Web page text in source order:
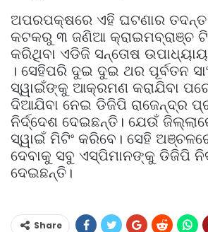
ଅପରପକ୍ଷରେ ଏହି ଘଟଣାର
କଟକରୁ ୩ ଜଣିଆ କ୍ରାଇମବ୍ରାଞ୍ଚ
କରିଥିବା ଏଡିଜି ସନ୍ତୋଷ
। ସେହିପରି ଦୁଇ ଦୁଇ ଥର ପୂର୍ବତନ
ସ୍ୱାଇଁଙ୍କୁ ଆକ୍ରମଣ କରାଯିବା
ଦିଆଯିବା ନେଇ ଡିଜିପି ରାଜେନ୍ଦ୍ର
ନିର୍ଦ୍ଦେଶ ଦେଇଛନ୍ତି। ଯେଉଁ
ସ୍ୱାଇଁ ମିଟିଂ କରିବେ। ସେହି
ଦେବାକୁ ସବୁ ଏସ୍‌ପିମାନଙ୍କୁ ଡିଜିପି
ଦେଇଛନ୍ତି।
Share